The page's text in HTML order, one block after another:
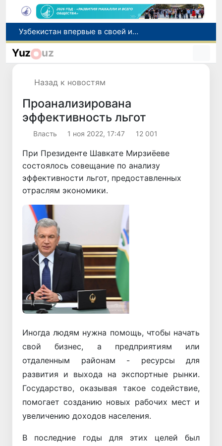
Число пользователей мобильного интернета в Узбекистане за 10 лет выросло в 4,3 раза
При содействии Генконсульства Узбекистана соотечественница, перенесшая инсульт в Алматы, вернулась на родину
Yuz uz
Назад к новостям
Проанализирована
эффективность льгот
Власть 1 ноя 2022, 17:47 12 001
При Президенте Шавкате Мирзиёеве
состоялось совещание по анализу
эффективности льгот, предоставленных
отраслям экономики.
Назад
Иногда людям нужна помощь, чтобы начать
свой бизнес, а предприятиям или
отдаленным районам - ресурсы для
развития и выхода на экспортные рынки.
Государство, оказывая такое содействие,
помогает созданию новых рабочих мест и
увеличению доходов населения.
В последние годы для этих целей был